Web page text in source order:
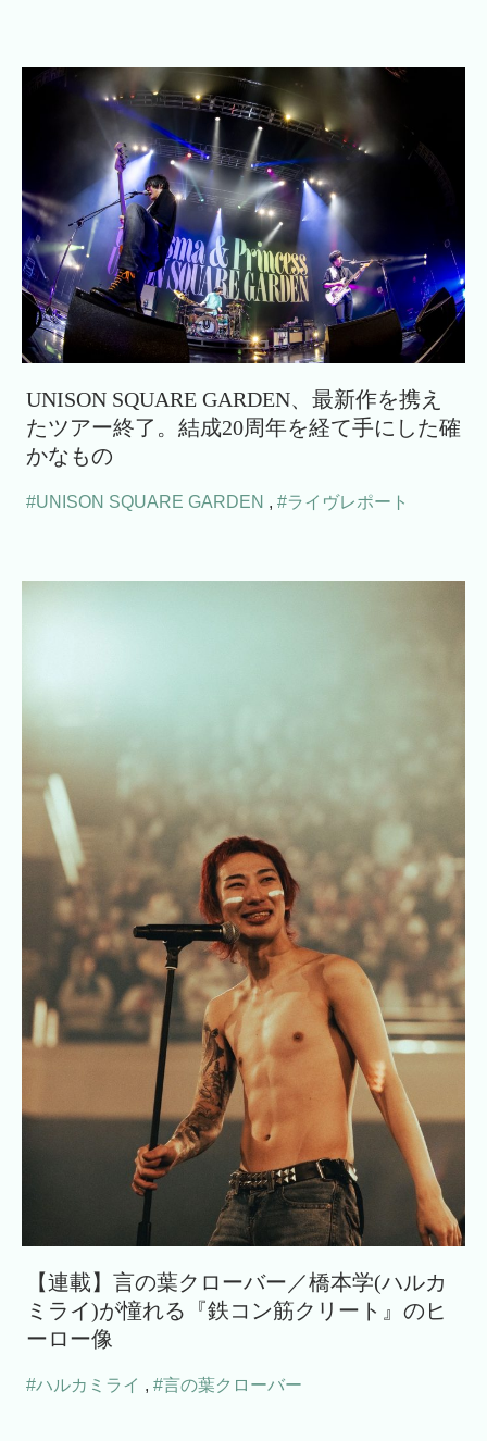
UNISON SQUARE GARDEN、最新作を携え
たツアー終了。結成20周年を経て手にした確
かなもの
#UNISON SQUARE GARDEN , #ライヴレポート
【連載】言の葉クローバー／橋本学(ハルカ
ミライ)が憧れる『鉄コン筋クリート』のヒ
ーロー像
#ハルカミライ , #言の葉クローバー